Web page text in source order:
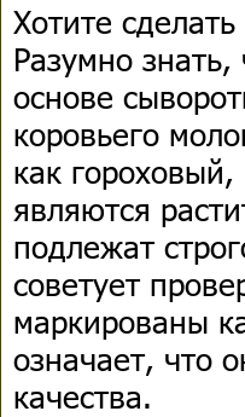
Хотите
Разумно
основе
коровьего
как
являются
подлежат
советует
маркированы
означает, что
качества.